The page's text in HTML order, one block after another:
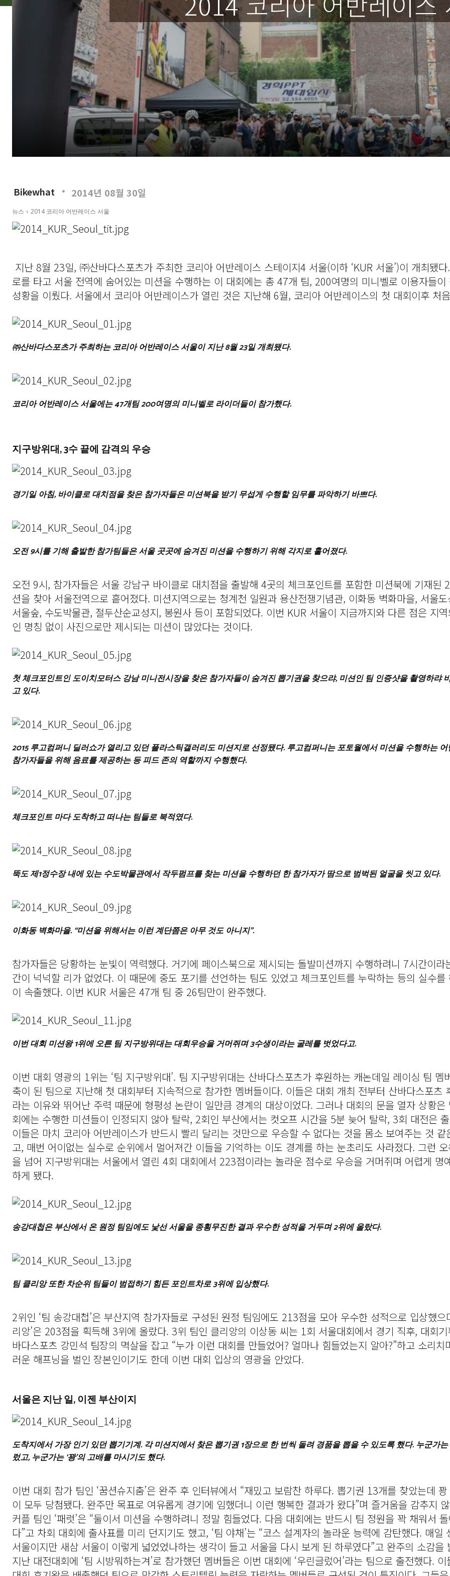
Bikewhat 2014년 08월 30일
뉴스 2014 코리아 어반레이스 서울
지난 8월 23일, ㈜산바다스포츠가 주최한 코리아 어반레이스 스테이지4 서울(이하 ‘KUR 서울’)이 개최됐
로를 타고 서울 전역에 숨어있는 미션을 수행하는 이 대회에는 총 47개 팀, 200여명의 미니벨로 이용자들이
성황을 이뤘다. 서울에서 코리아 어반레이스가 열린 것은 지난해 6월, 코리아 어반레이스의 첫 대회이후 처
㈜산바다스포츠가 주최하는 코리아 어반레이스 서울이 지난 8월 23일 개최됐다.
코리아 어반레이스 서울에는 47개팀 200여명의 미니벨로 라이더들이 참가했다.
지구방위대, 3수 끝에 감격의 우승
경기일 아침, 바이클로 대치점을 찾은 참가자들은 미션북을 받기 무섭게 수행할 임무를 파악하기 바쁘다.
오전 9시를 기해 출발한 참가팀들은 서울 곳곳에 숨겨진 미션을 수행하기 위해 각지로 흩어졌다.
오전 9시, 참가자들은 서울 강남구 바이클로 대치점을 출발해 4곳의 체크포인트를 포함한 미션북에 기재된
션을 찾아 서울전역으로 흩어졌다. 미션지역으로는 청계천 일원과 용산전쟁기념관, 이화동 벽화마을, 서울
서울숲, 수도박물관, 절두산순교성지, 봉원사 등이 포함되었다. 이번 KUR 서울이 지금까지와 다른 점은 지
인 명칭 없이 사진으로만 제시되는 미션이 많았다는 것이다.
첫 체크포인트인 도이치모터스 강남 미니전시장을 찾은 참가자들이 숨겨진 뽑기권을 찾으랴, 미션인 팀 인증샷을 촬영하랴
고 있다.
2015 루고컴퍼니 딜러쇼가 열리고 있던 플라스틱갤러리도 미션지로 선정됐다. 루고컴퍼니는 포토월에서 미션을 수행하는
참가자들을 위해 음료를 제공하는 등 피드 존의 역할까지 수행했다.
체크포인트 마다 도착하고 떠나는 팀들로 북적였다.
뚝도 제1정수장 내에 있는 수도박물관에서 작두펌프를 찾는 미션을 수행하던 한 참가자가 땀으로 범벅된 얼굴을 씻고 있다.
이화동 벽화마을. “미션을 위해서는 이런 계단쯤은 아무 것도 아니지”.
참가자들은 당황하는 눈빛이 역력했다. 거기에 페이스북으로 제시되는 돌발미션까지 수행하려니 7시간이라
간이 넉넉할 리가 없었다. 이 때문에 중도 포기를 선언하는 팀도 있었고 체크포인트를 누락하는 등의 실수를
이 속출했다. 이번 KUR 서울은 47개 팀 중 26팀만이 완주했다.
이번 대회 미션왕 1위에 오른 팀 지구방위대는 대회우승을 거머쥐며 3수생이라는 굴레를 벗었다고.
이번 대회 영광의 1위는 ‘팀 지구방위대’. 팀 지구방위대는 산바다스포츠가 후원하는 캐논데일 레이싱 팀 멤
축이 된 팀으로 지난해 첫 대회부터 지속적으로 참가한 멤버들이다. 이들은 대회 개최 전부터 산바다스포츠
라는 이유와 뛰어난 주력 때문에 형평성 논란이 일만큼 경계의 대상이었다. 그러나 대회의 문을 열자 상황은
회에는 수행한 미션들이 인정되지 않아 탈락, 2회인 부산에서는 컷오프 시간을 5분 늦어 탈락, 3회 대전은
이들은 마치 코리아 어반레이스가 반드시 빨리 달리는 것만으로 우승할 수 없다는 것을 몸소 보여주는 것 같
고, 매번 어이없는 실수로 순위에서 멀어져간 이들을 기억하는 이도 경계를 하는 눈초리도 사라졌다. 그런
을 넘어 지구방위대는 서울에서 열린 4회 대회에서 223점이라는 놀라운 점수로 우승을 거머쥐며 어렵게 명
하게 됐다.
송강대첩은 부산에서 온 원정 팀임에도 낯선 서울을 종횡무진한 결과 우수한 성적을 거두며 2위에 올랐다.
팀 클리앙 또한 차순위 팀들이 범접하기 힘든 포인트차로 3위에 입상했다.
2위인 ‘팀 송강대첩’은 부산지역 참가자들로 구성된 원정 팀임에도 213점을 모아 우수한 성적으로 입상했으
리앙’은 203점을 획득해 3위에 올랐다. 3위 팀인 클리앙의 이상동 씨는 1회 서울대회에서 경기 직후, 대회
바다스포츠 강민석 팀장의 멱살을 잡고 “누가 이런 대회를 만들었어? 얼마나 힘들었는지 알아?”하고 소리치
러운 해프닝을 벌인 장본인이기도 한데 이번 대회 입상의 영광을 안았다.
서울은 지난 일, 이젠 부산이지
도착지에서 가장 인기 있던 뽑기기계. 각 미션지에서 찾은 뽑기권 1장으로 한 번씩 돌려 경품을 뽑을 수 있도록 했다. 누군가
렀고, 누군가는 ‘꽝’의 고배를 마시기도 했다.
이번 대회 참가 팀인 ‘꿈션슈지춤’은 완주 후 인터뷰에서 “재밌고 보람찬 하루다. 뽑기권 13개를 찾았는데
이 모두 당첨됐다. 완주만 목표로 여유롭게 경기에 임했더니 이런 행복한 결과가 왔다”며 즐거움을 감추지
커플 팀인 ‘패럿’은 “둘이서 미션을 수행하려니 정말 힘들었다. 다음 대회에는 반드시 팀 정원을 꽉 채워서
다”고 차회 대회에 출사표를 미리 던지기도 했고, ‘팀 야채’는 “코스 설계자의 놀라운 능력에 감탄했다. 매일
서울이지만 새삼 서울이 이렇게 넓었었나하는 생각이 들고 서울을 다시 보게 된 하루였다”고 완주의 소감을
지난 대전대회에 ‘팀 시방뭐하는겨’로 참가했던 멤버들은 이번 대회에 ‘우린글렀어’라는 팀으로 출전했다.